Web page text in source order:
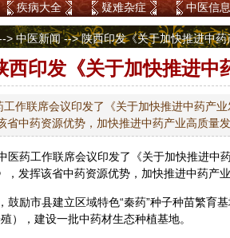
疾病大全 疑难杂症 中医信息
>中医新闻--> 陕西印发《关于加快推进中药
西印发《关于加快推进中
工作联席会议印发了《关于加快推进中药产
省中药资源优势，加快推进中药产业高质量发
医药工作联席会议印发了《关于加快推进中
，发挥该省中药资源优势，加快推进中药产业
鼓励市县建立区域特色“秦药”种子种苗繁育
），建设一批中药材生态种植基地。